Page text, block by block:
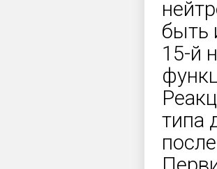
быть
15-й
типа